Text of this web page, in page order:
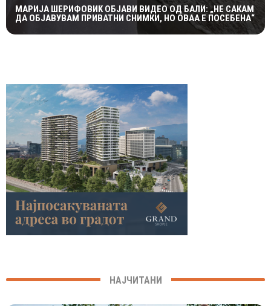
МАРИЈА ШЕРИФОВИЌ ОБЈАВИ ВИДЕО ОД БАЛИ: „НЕ САКАМ
ДА ОБЈАВУВАМ ПРИВАТНИ СНИМКИ, НО ОВАА Е ПОСЕБЕНА“
НАЈЧИТАНИ